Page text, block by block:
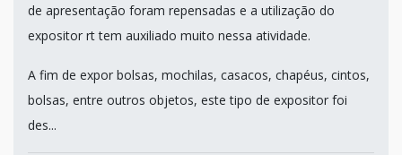
de apresentação foram repensadas e a utilização do
expositor rt tem auxiliado muito nessa atividade.
A fim de expor bolsas, mochilas, casacos, chapéus, cintos,
bolsas, entre outros objetos, este tipo de expositor foi
des...